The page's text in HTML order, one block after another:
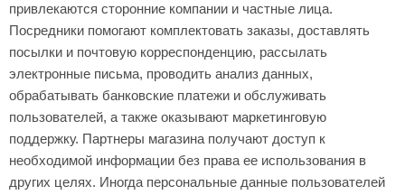
привлекаются сторонние компании и частные лица.
Посредники помогают комплектовать заказы, доставлять
посылки и почтовую корреспонденцию, рассылать
электронные письма, проводить анализ данных,
обрабатывать банковские платежи и обслуживать
пользователей, а также оказывают маркетинговую
поддержку. Партнеры магазина получают доступ к
необходимой информации без права ее использования в
других целях. Иногда персональные данные пользователей